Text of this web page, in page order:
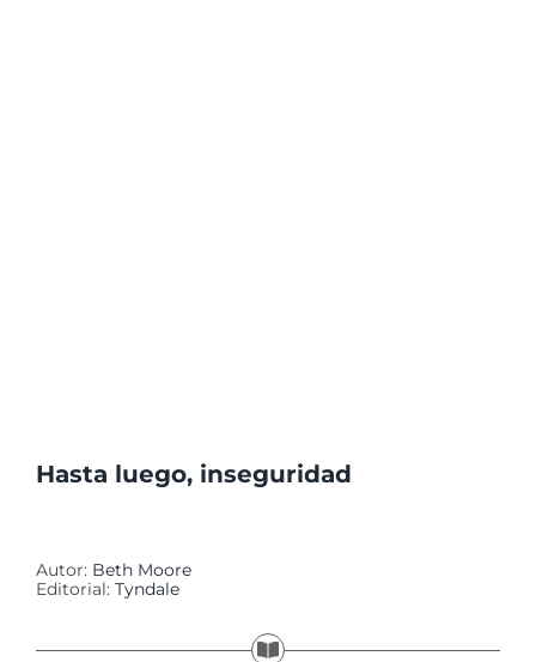
Hasta luego, inseguridad
Autor: Beth Moore
Editorial: Tyndale